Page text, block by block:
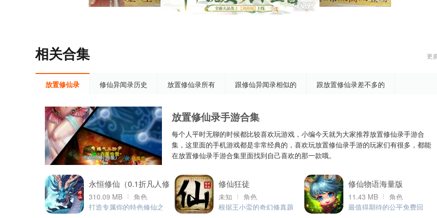
相关合集 更
放置修仙录 修仙异闻录历史 放置修仙录所有 跟修仙异闻录相似的 跟放置修仙录差不多的
放置修仙录手游合集
每个人平时无聊的时候都比较喜欢玩游戏，小编今天就为大家推荐放置修仙录手游合
集，这里面的手机游戏都是非常经典的，喜欢玩放置修仙录手游的玩家们有很多，都能
在放置修仙录手游合集里面找到自己喜欢的那一款哦。
永恒修仙（0.1折凡人修
仙）
310.09 MB
角色
打造专属你的特色修仙之
旅！
修仙狂徒
未知
角色
根据王小蛮的奇幻修真题
材小说改编的手游！
修仙物语海量版
11.43 MB
角色
最值得期待的公平免费回
合制手游